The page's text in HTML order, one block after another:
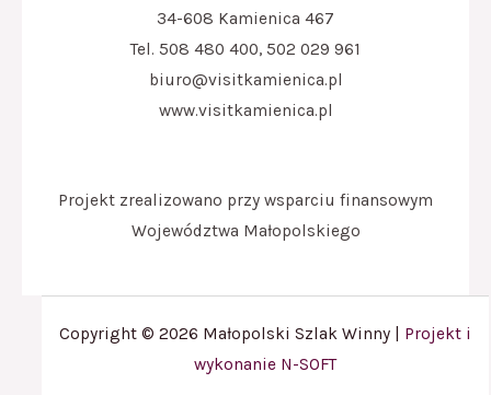
34-608 Kamienica 467
Tel. 508 480 400, 502 029 961
biuro@visitkamienica.pl
www.visitkamienica.pl
Projekt zrealizowano przy wsparciu finansowym
Województwa Małopolskiego
Copyright © 2026 Małopolski Szlak Winny | Projekt i
wykonanie N-SOFT